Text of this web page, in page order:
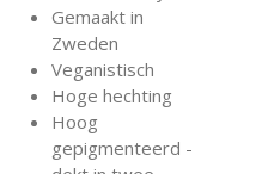
Gemaakt in
Zweden
Veganistisch
Hoge hechting
Hoog
gepigmenteerd -